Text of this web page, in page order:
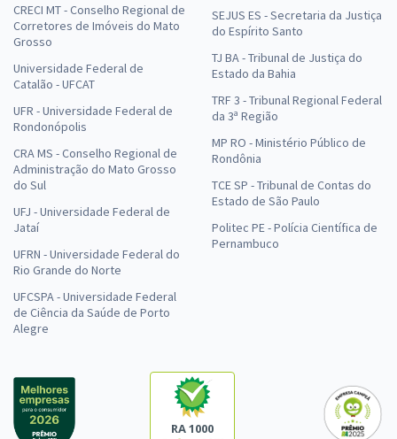
CRECI MT - Conselho Regional de
Corretores de Imóveis do Mato
Grosso
Universidade Federal de
Catalão - UFCAT
UFR - Universidade Federal de
Rondonópolis
CRA MS - Conselho Regional de
Administração do Mato Grosso
do Sul
UFJ - Universidade Federal de
Jataí
UFRN - Universidade Federal do
Rio Grande do Norte
UFCSPA - Universidade Federal
de Ciência da Saúde de Porto
Alegre
SEJUS ES - Secretaria da Justiça
do Espírito Santo
TJ BA - Tribunal de Justiça do
Estado da Bahia
TRF 3 - Tribunal Regional Federal
da 3ª Região
MP RO - Ministério Público de
Rondônia
TCE SP - Tribunal de Contas do
Estado de São Paulo
Politec PE - Polícia Científica de
Pernambuco
RA 1000